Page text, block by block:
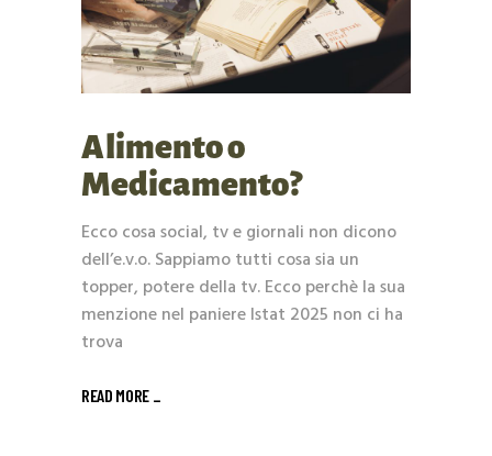
Alimento o
Medicamento?
Ecco cosa social, tv e giornali non dicono
dell’e.v.o. Sappiamo tutti cosa sia un
topper, potere della tv. Ecco perchè la sua
menzione nel paniere Istat 2025 non ci ha
trova
READ MORE _